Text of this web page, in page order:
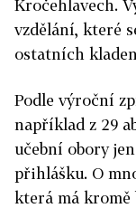
Kročehlavech.
vzdělání, které
ostatních
Podle výroční
například z 29
učební obory
přihlášku. O
která má